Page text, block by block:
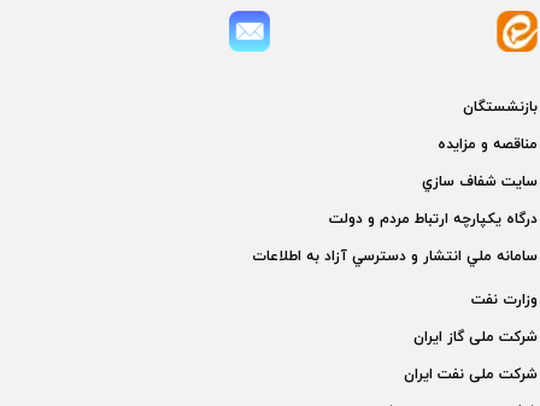
بازنشستگان
مناقصه و مزايده
سايت شفاف سازي
درگاه يكپارچه ارتباط مردم و دولت
سامانه ملي انتشار و دسترسي آزاد به اطلاعات
وزارت نفت
شركت ملی گاز ايران
شركت ملی نفت ايران